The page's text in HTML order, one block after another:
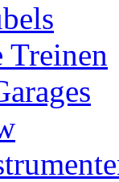
Treinen